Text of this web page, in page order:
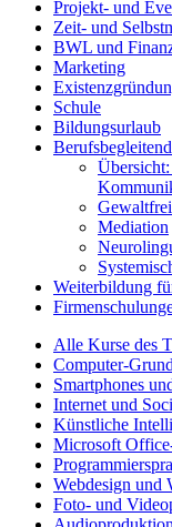
Projekt- und
Zeit- und
BWL und
Marketing
Schule
Bildungsurlaub
Mediation
Weiterbildung
Alle Kurse des
Computer-
Smartphones
Internet und
Künstliche
Microsoft
Webdesign und
Foto- und